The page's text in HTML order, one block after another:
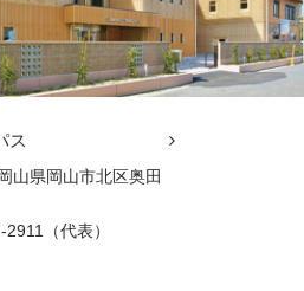
ス
山県岡山市北区奥田
（代表）